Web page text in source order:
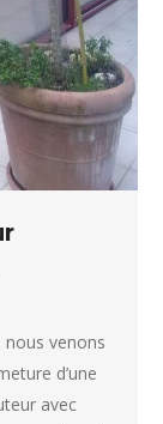
venons
d’une
avec